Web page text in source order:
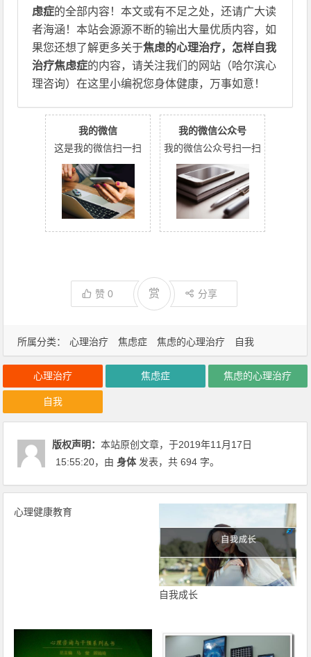
所属分类： 心理治疗 焦虑症 焦虑的心理治疗 自我
虑症的全部内容！本文或有不足之处，还请广大读
者海涵！本站会源源不断的输出大量优质内容，如
果您还想了解更多关于焦虑的心理治疗，怎样自我
治疗焦虑症的内容，请关注我们的网站（哈尔滨心
理咨询）在这里小编祝您身体健康，万事如意！
我的微信
这是我的微信扫一扫
我的微信公众号
我的微信公众号扫一扫
赞0 赏 分享
心理治疗 焦虑症 焦虑的心理治疗
自我
版权声明：本站原创文章，于2019年11月17日
15:55:20，由 身体发表，共 694 字。
心理健康教育
自我成长